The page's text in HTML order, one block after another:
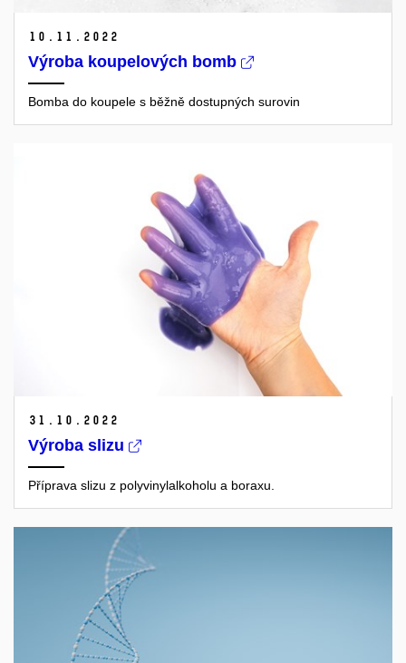
10. 11. 2022
Výroba koupelových bomb
Bomba do koupele s běžně dostupných surovin
31. 10. 2022
Výroba slizu
Příprava slizu z polyvinylalkoholu a boraxu.